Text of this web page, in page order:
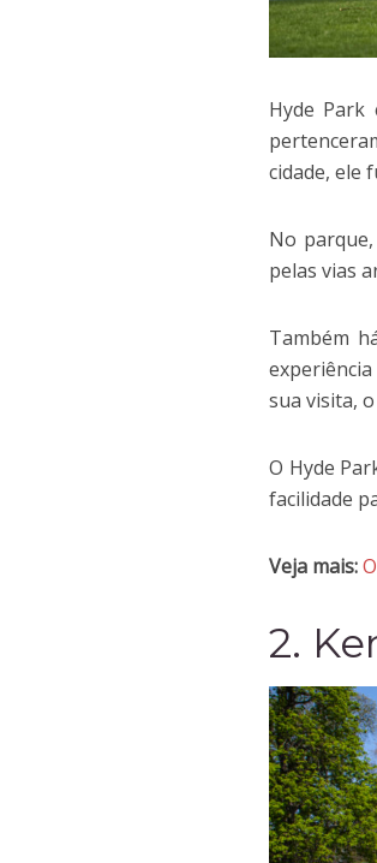
Hyde Park
cidade, ele
No
pelas vias
Também
sua visita,
O Hyde
facilidade
Veja mais:
2.